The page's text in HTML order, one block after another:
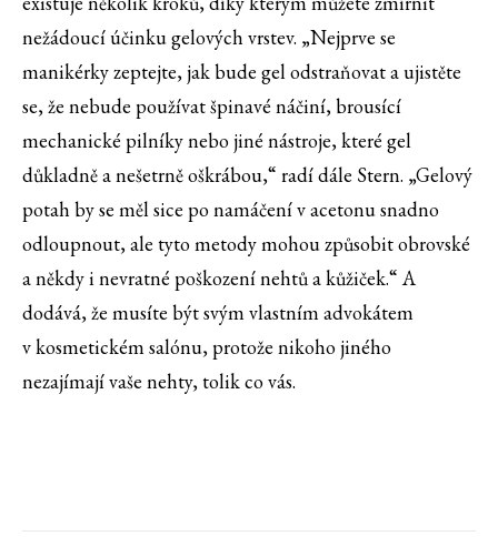
nežádoucí účinku gelových vrstev. „Nejprve se
manikérky zeptejte, jak bude gel odstraňovat a ujistěte
se, že nebude používat špinavé náčiní, brousící
mechanické pilníky nebo jiné nástroje, které gel
důkladně a nešetrně oškrábou,“ radí dále Stern. „Gelový
potah by se měl sice po namáčení v acetonu snadno
odloupnout, ale tyto metody mohou způsobit obrovské
a někdy i nevratné poškození nehtů a kůžiček.“ A
dodává, že musíte být svým vlastním advokátem
v kosmetickém salónu, protože nikoho jiného
nezajímají vaše nehty, tolik co vás.